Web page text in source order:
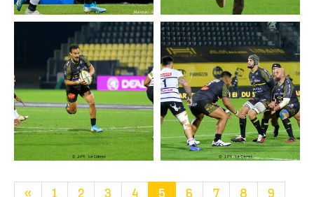
« 1 2 3 4 5 6 7 8 9